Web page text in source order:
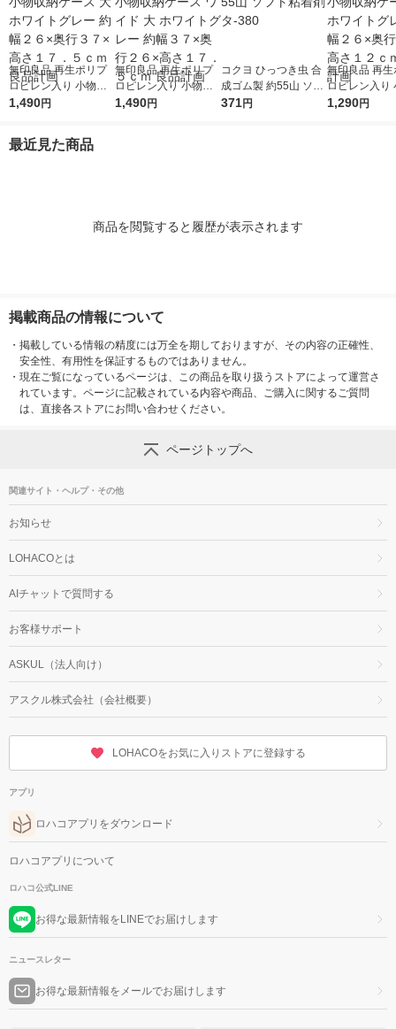
無印良品 再生ポリプ
ロピレン入り 小物収
納ケース 大 ホワイト
ｍ 良品計画
1,490円
無印良品 再生ポリプ
ロピレン入り 小物収
納ケース ワイド 大 ホ
1,490円
コクヨ ひっつき虫 合
成ゴム製 約55山 ソフ
ト粘着剤 タ-380
371円
無印良品 再生
ロピレン入り
納ケース 中
1,290円
最近見た商品
商品を閲覧すると履歴が表示されます
掲載商品の情報について
・ 掲載している情報の精度には万全を期しておりますが、その内容の正確性、
安全性、有用性を保証するものではありません。
・ 現在ご覧になっているページは、この商品を取り扱うストアによって運営さ
れています。ページに記載されている内容や商品、ご購入に関するご質問
は、直接各ストアにお問い合わせください。
ページトップへ
関連サイト・ヘルプ・その他
お知らせ
LOHACOとは
AIチャットで質問する
お客様サポート
ASKUL（法人向け）
アスクル株式会社（会社概要）
LOHACOをお気に入りストアに登録する
アプリ
ロハコアプリをダウンロード
ロハコアプリについて
ロハコ公式LINE
お得な最新情報をLINEでお届けします
ニュースレター
お得な最新情報をメールでお届けします